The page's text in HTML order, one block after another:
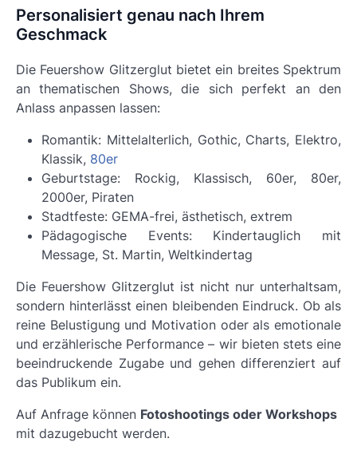
Personalisiert genau nach Ihrem
Geschmack
Die Feuershow Glitzerglut bietet ein breites Spektrum
an thematischen Shows, die sich perfekt an den
Anlass anpassen lassen:
Romantik: Mittelalterlich, Gothic, Charts, Elektro,
Klassik, 80er
Geburtstage: Rockig, Klassisch, 60er, 80er,
2000er, Piraten
Stadtfeste: GEMA-frei, ästhetisch, extrem
Pädagogische Events: Kindertauglich mit
Message, St. Martin, Weltkindertag
Die Feuershow Glitzerglut ist nicht nur unterhaltsam,
sondern hinterlässt einen bleibenden Eindruck. Ob als
reine Belustigung und Motivation oder als emotionale
und erzählerische Performance – wir bieten stets eine
beeindruckende Zugabe und gehen differenziert auf
das Publikum ein.
Auf Anfrage können Fotoshootings oder Workshops
mit dazugebucht werden.